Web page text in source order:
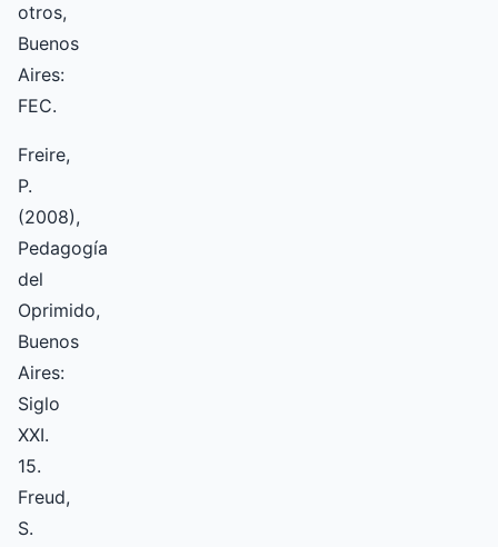
otros,
Buenos
Aires:
FEC.
Freire,
P.
(2008),
Pedagogía
del
Oprimido,
Buenos
Aires:
Siglo
XXI.
15.
Freud,
S.